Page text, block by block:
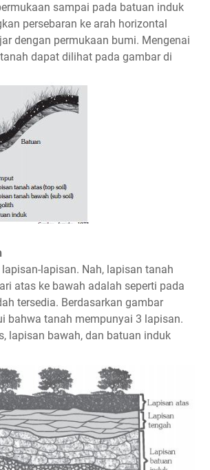
sampai pada batuan induk
persebaran ke arah horizontal
dengan permukaan bumi. Mengenai
dapat dilihat pada gambar di
lapisan. Nah, lapisan tanah
atas ke bawah adalah seperti pada
tersedia. Berdasarkan gambar
bahwa tanah mempunyai 3 lapisan.
lapisan bawah, dan batuan induk